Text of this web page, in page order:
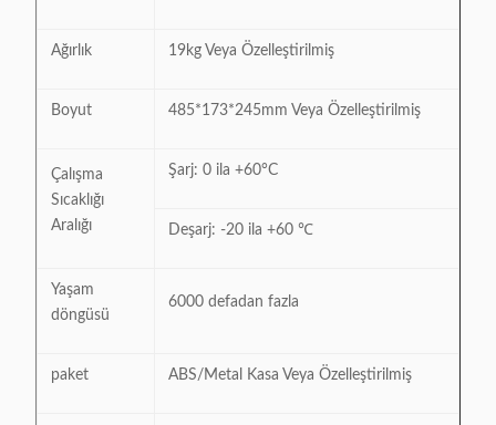
Ağırlık 19kg Veya Özelleştirilmiş
Boyut 485*173*245mm Veya Özelleştirilmiş
Çalışma
Sıcaklığı
Aralığı
Şarj: 0 ila +60°C
Deşarj: -20 ila +60 ℃
Yaşam
döngüsü
6000 defadan fazla
paket ABS/Metal Kasa Veya Özelleştirilmiş